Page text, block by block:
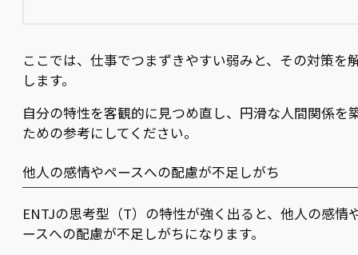
ここでは、仕事でつまずきやすい弱みと、その対策を
します。
自分の特性を客観的に見つめ直し、円滑な人間関係を
ための参考にしてください。
他人の感情やペースへの配慮が不足しがち
ENTJの思考型（T）の特性が強く出ると、他人の感情
ースへの配慮が不足しがちになります。